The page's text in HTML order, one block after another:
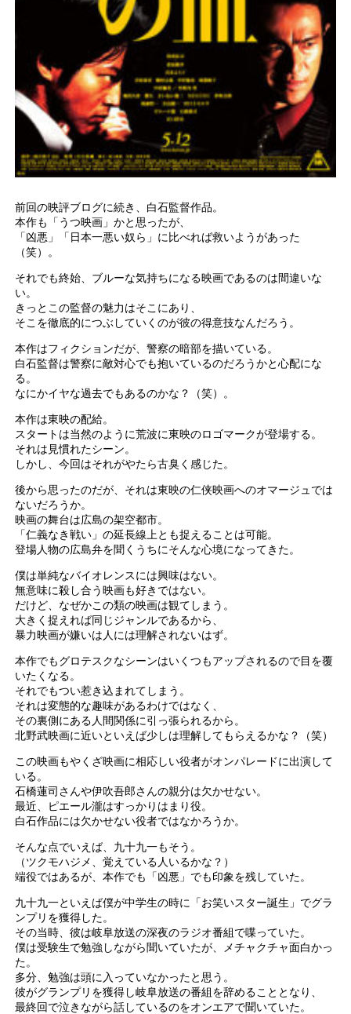
前回の映評ブログに続き、白石監督作品。
本作も「うつ映画」かと思ったが、
「凶悪」「日本一悪い奴ら」に比べれば救いようがあった
（笑）。
それでも終始、ブルーな気持ちになる映画であるのは間違いな
い。
きっとこの監督の魅力はそこにあり、
そこを徹底的につぶしていくのが彼の得意技なんだろう。
本作はフィクションだが、警察の暗部を描いている。
白石監督は警察に敵対心でも抱いているのだろうかと心配にな
る。
なにかイヤな過去でもあるのかな？（笑）。
本作は東映の配給。
スタートは当然のように荒波に東映のロゴマークが登場する。
それは見慣れたシーン。
しかし、今回はそれがやたら古臭く感じた。
後から思ったのだが、それは東映の仁侠映画へのオマージュでは
ないだろうか。
映画の舞台は広島の架空都市。
「仁義なき戦い」の延長線上とも捉えることは可能。
登場人物の広島弁を聞くうちにそんな心境になってきた。
僕は単純なバイオレンスには興味はない。
無意味に殺し合う映画も好きではない。
だけど、なぜかこの類の映画は観てしまう。
大きく捉えれば同じジャンルであるから、
暴力映画が嫌いは人には理解されないはず。
本作でもグロテスクなシーンはいくつもアップされるので目を覆
いたくなる。
それでもつい惹き込まれてしまう。
それは変態的な趣味があるわけではなく、
その裏側にある人間関係に引っ張られるから。
北野武映画に近いといえば少しは理解してもらえるかな？（笑）
この映画もやくざ映画に相応しい役者がオンパレードに出演して
いる。
石橋蓮司さんや伊吹吾郎さんの親分は欠かせない。
最近、ピエール瀧はすっかりはまり役。
白石作品には欠かせない役者ではなかろうか。
そんな点でいえば、九十九一もそう。
（ツクモハジメ、覚えている人いるかな？）
端役ではあるが、本作でも「凶悪」でも印象を残していた。
九十九一といえば僕が中学生の時に「お笑いスター誕生」でグラ
ンプリを獲得した。
その当時、彼は岐阜放送の深夜のラジオ番組で喋っていた。
僕は受験生で勉強しながら聞いていたが、メチャクチャ面白かっ
た。
多分、勉強は頭に入っていなかったと思う。
彼がグランプリを獲得し岐阜放送の番組を辞めることとなり、
最終回で泣きながら話しているのをオンエアで聞いていた。